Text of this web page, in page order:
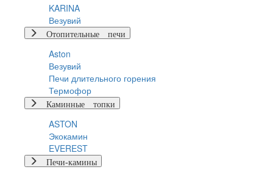
KARINA
Везувий
Отопительные печи
Aston
Везувий
Печи длительного горения
Термофор
Каминные топки
ASTON
Экокамин
EVEREST
Печи-камины